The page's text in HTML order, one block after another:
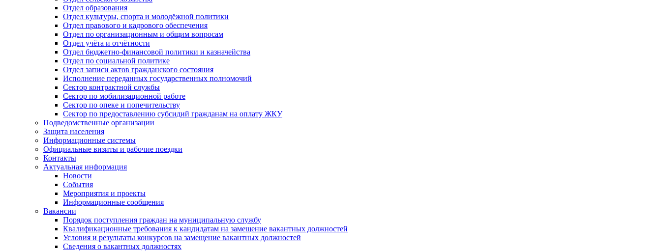
Отдел образования
Отдел культуры, спорта и молодёжной политики
Отдел правового и кадрового обеспечения
Отдел по организационным и общим вопросам
Отдел учёта и отчётности
Отдел бюджетно-финансовой политики и казначейства
Отдел по социальной политике
Отдел записи актов гражданского состояния
Исполнение переданных государственных полномочий
Сектор контрактной службы
Сектор по мобилизационной работе
Сектор по опеке и попечительству
Сектор по предоставлению субсидий гражданам на оплату ЖКУ
Подведомственные организации
Защита населения
Информационные системы
Официальные визиты и рабочие поездки
Контакты
Актуальная информация
Новости
События
Мероприятия и проекты
Информационные сообщения
Вакансии
Порядок поступления граждан на муниципальную службу
Квалификационные требования к кандидатам на замещение вакантных должностей
Условия и результаты конкурсов на замещение вакантных должностей
Сведения о вакантных должностях